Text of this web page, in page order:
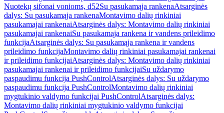
Nuotekų sifonai vonioms, d52Su pasukamąja rankenaAtsarginės
dalys: Su pasukamąja rankenaMontavimo dalių rinkiniai
pasukamajai rankenaiAtsarginės dalys: Montavimo dalių rinkiniai
pasukamajai rankenaiSu pasukamąja rankena ir vandens prileidimo
funkcijaAtsarginės dalys: Su pasukamąja rankena ir vandens
prileidimo funkcijaMontavimo dalių rinkiniai pasukamajai rankenai
ir prileidimo funkcijaiAtsarginės dalys: Montavimo dalių rinkiniai
pasukamajai rankenai ir prileidimo funkcijaiSu uždarymo
paspaudimu funkcija PushControlAtsarginės dalys: Su uždarymo
paspaudimu funkcija PushControlMontavimo dalių rinkiniai
mygtukinio valdymo funkcijai PushControlAtsarginės dalys:
Montavimo dalių rinkiniai mygtukinio valdymo funkcijai